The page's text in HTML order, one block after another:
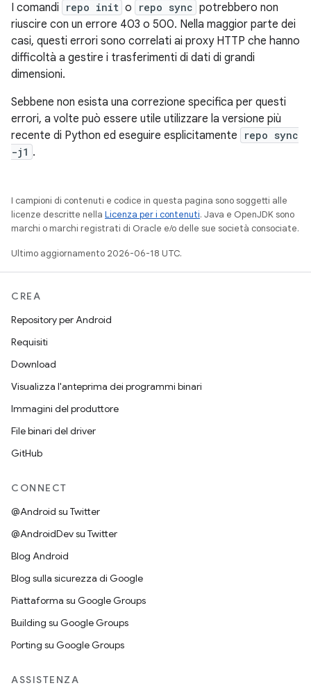
I comandi repo init o repo sync potrebbero non
riuscire con un errore 403 o 500. Nella maggior parte dei
casi, questi errori sono correlati ai proxy HTTP che hanno
difficoltà a gestire i trasferimenti di dati di grandi
dimensioni.
Sebbene non esista una correzione specifica per questi
errori, a volte può essere utile utilizzare la versione più
recente di Python ed eseguire esplicitamente
repo sync
-j1 .
I campioni di contenuti e codice in questa pagina sono soggetti alle
licenze descritte nella Licenza per i contenuti. Java e OpenJDK sono
marchi o marchi registrati di Oracle e/o delle sue società consociate.
Ultimo aggiornamento 2026-06-18 UTC.
CREA
Repository per Android
Requisiti
Download
Visualizza l'anteprima dei programmi binari
Immagini del produttore
File binari del driver
GitHub
CONNECT
@Android su Twitter
@AndroidDev su Twitter
Blog Android
Blog sulla sicurezza di Google
Piattaforma su Google Groups
Building su Google Groups
Porting su Google Groups
ASSISTENZA